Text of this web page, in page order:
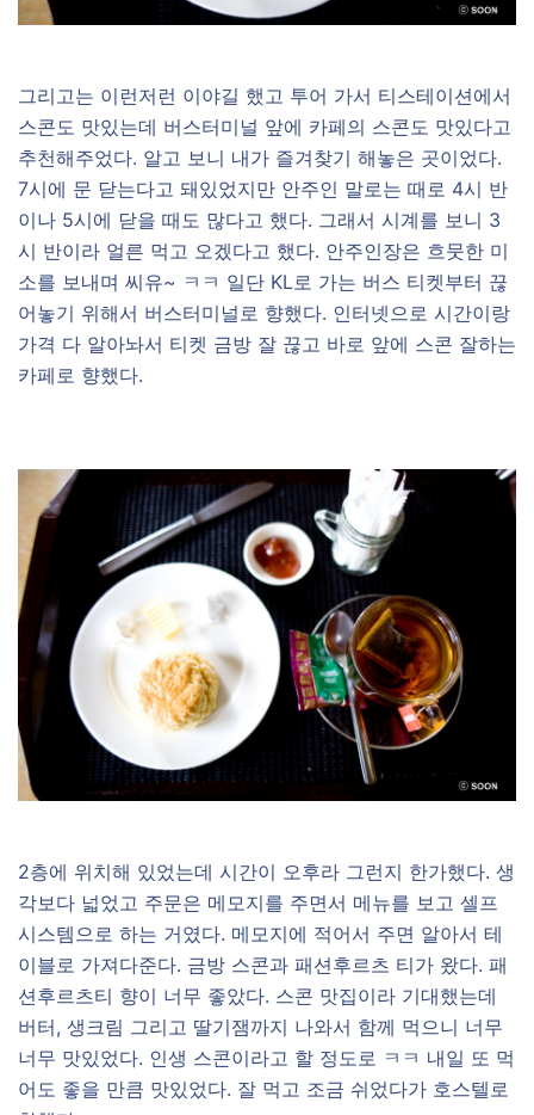
그리고는 이런저런 이야길 했고 투어 가서 티스테이션에서
스콘도 맛있는데 버스터미널 앞에 카페의 스콘도 맛있다고
추천해주었다. 알고 보니 내가 즐겨찾기 해놓은 곳이었다.
7시에 문 닫는다고 돼있었지만 안주인 말로는 때로 4시 반
이나 5시에 닫을 때도 많다고 했다. 그래서 시계를 보니 3
시 반이라 얼른 먹고 오겠다고 했다. 안주인장은 흐뭇한 미
소를 보내며 씨유~ ㅋㅋ 일단 KL로 가는 버스 티켓부터 끊
어놓기 위해서 버스터미널로 향했다. 인터넷으로 시간이랑
가격 다 알아놔서 티켓 금방 잘 끊고 바로 앞에 스콘 잘하는
카페로 향했다.
2층에 위치해 있었는데 시간이 오후라 그런지 한가했다. 생
각보다 넓었고 주문은 메모지를 주면서 메뉴를 보고 셀프
시스템으로 하는 거였다. 메모지에 적어서 주면 알아서 테
이블로 가져다준다. 금방 스콘과 패션후르츠 티가 왔다. 패
션후르츠티 향이 너무 좋았다. 스콘 맛집이라 기대했는데
버터, 생크림 그리고 딸기잼까지 나와서 함께 먹으니 너무
너무 맛있었다. 인생 스콘이라고 할 정도로 ㅋㅋ 내일 또 먹
어도 좋을 만큼 맛있었다. 잘 먹고 조금 쉬었다가 호스텔로